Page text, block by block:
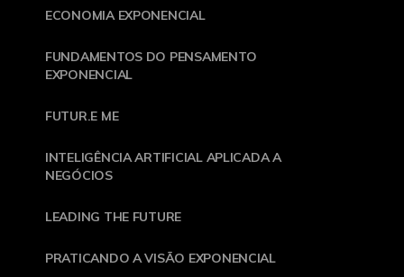
ECONOMIA EXPONENCIAL
FUNDAMENTOS DO PENSAMENTO
EXPONENCIAL
FUTUR.E ME
INTELIGÊNCIA ARTIFICIAL APLICADA A
NEGÓCIOS
LEADING THE FUTURE
PRATICANDO A VISÃO EXPONENCIAL